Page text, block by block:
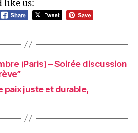
like us:
(Paris) – Soirée discussion
paix juste et durable,